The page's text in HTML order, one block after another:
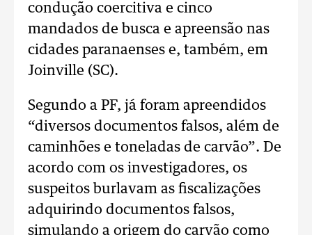
condução coercitiva e cinco
mandados de busca e apreensão nas
cidades paranaenses e, também, em
Joinville (SC).
Segundo a PF, já foram apreendidos
“diversos documentos falsos, além de
caminhões e toneladas de carvão”. De
acordo com os investigadores, os
suspeitos burlavam as fiscalizações
adquirindo documentos falsos,
simulando a origem do carvão como